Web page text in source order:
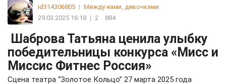
id314306805 | Между нами, девочками
29.03.2025 16:18 | 2 884
Шаброва Татьяна ценила улыбку
победительницы конкурса «Мисс и
Миссис Фитнес Россия»
Сцена театра “Золотое Кольцо” 27 марта 2025 года